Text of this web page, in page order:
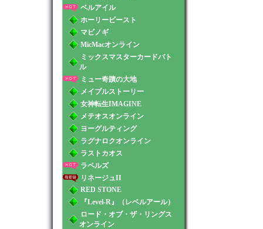
ベルアイル
ホーリービースト
マビノギ
MicMacオンライン
ミックスマスターカードバト
ル
ミュー奇蹟の大地
メイプルストーリー
女神転生IMAGINE
メテオスオンライン
ヨーグルティング
ラグナロクオンライン
ラストカオス
ラペルズ
リネージュII
RED STONE
『Level-R』（レベルアール）
ロード・オブ・ザ・リングス
オンライン